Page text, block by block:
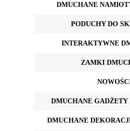
DMUCHANE
PODUCHY DO
INTERAKTYWNE
ZAMKI
DMUCHANE
DMUCHANE